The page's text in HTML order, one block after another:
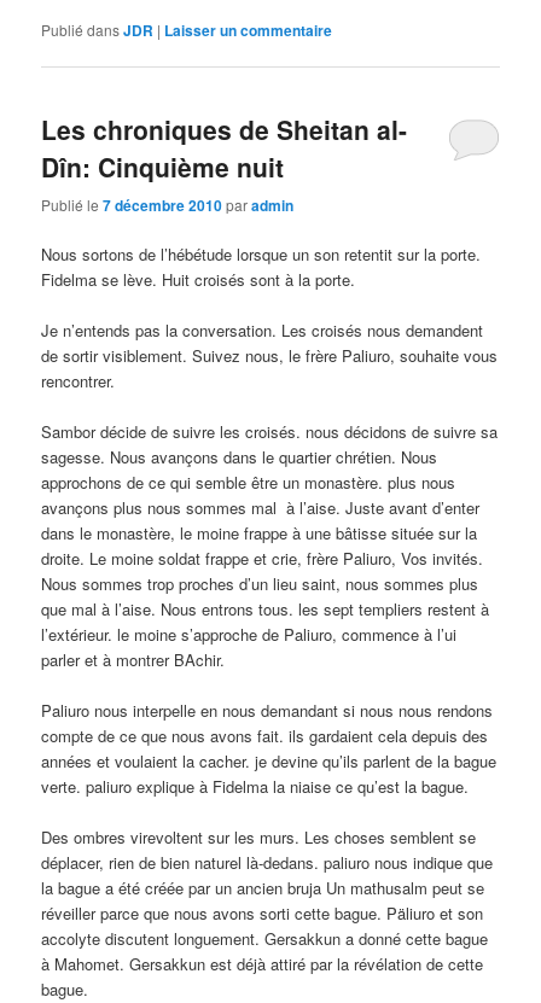
Publié dansJDR | Laisser un commentaire
Les chroniques de Sheitan al-
Dîn: Cinquième nuit
Publié le7 décembre 2010paradmin
Nous sortons de l’hébétude lorsque un son retentit sur la porte.
Fidelma se lève. Huit croisés sont à la porte.
Je n’entends pas la conversation. Les croisés nous demandent
de sortir visiblement. Suivez nous, le frère Paliuro, souhaite vous
rencontrer.
Sambor décide de suivre les croisés. nous décidons de suivre sa
sagesse. Nous avançons dans le quartier chrétien. Nous
approchons de ce qui semble être un monastère. plus nous
avançons plus nous sommes mal à l’aise. Juste avant d’enter
dans le monastère, le moine frappe à une bâtisse située sur la
droite. Le moine soldat frappe et crie, frère Paliuro, Vos invités.
Nous sommes trop proches d’un lieu saint, nous sommes plus
que mal à l’aise. Nous entrons tous. les sept templiers restent à
l’extérieur. le moine s’approche de Paliuro, commence à l’ui
parler et à montrer BAchir.
Paliuro nous interpelle en nous demandant si nous nous rendons
compte de ce que nous avons fait. ils gardaient cela depuis des
années et voulaient la cacher. je devine qu’ils parlent de la bague
verte. paliuro explique à Fidelma la niaise ce qu’est la bague.
Des ombres virevoltent sur les murs. Les choses semblent se
déplacer, rien de bien naturel là-dedans. paliuro nous indique que
la bague a été créée par un ancien bruja Un mathusalm peut se
réveiller parce que nous avons sorti cette bague. Päliuro et son
accolyte discutent longuement. Gersakkun a donné cette bague
à Mahomet. Gersakkun est déjà attiré par la révélation de cette
bague.